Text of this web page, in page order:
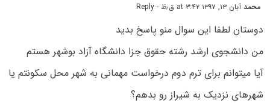
محمدآبان ۱۳, ۱۳۹۷ at ۳:۴۲ ق٫ظ - Reply
دوستان لطفا این سوال منو پاسخ بدید
من دانشجوی ارشد رشته حقوق جزا دانشگاه آزاد بوشهر هستم
آیا میتوانم برای ترم دوم درخواست مهمانی به شهر محل سکونتم یا
شهرهای نزدیک به شیراز رو بدهم؟